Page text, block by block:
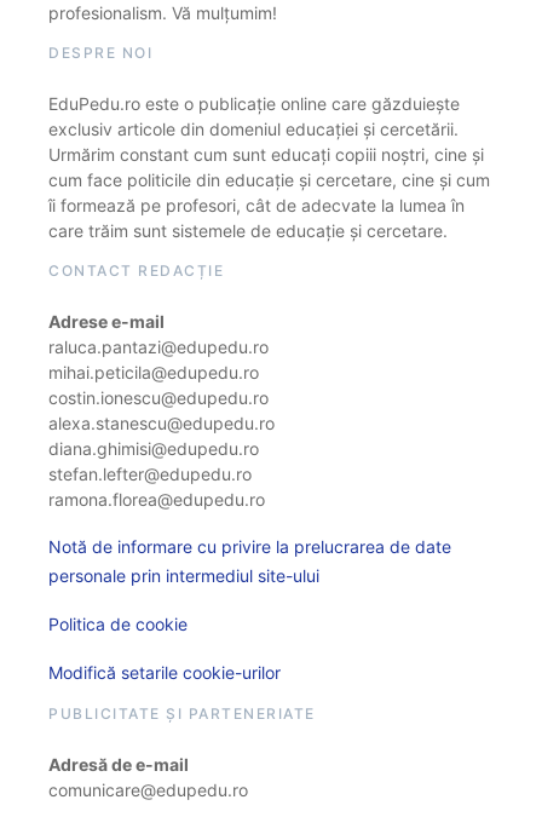
profesionalism. Vă mulțumim!
DESPRE NOI
EduPedu.ro este o publicație online care găzduiește
exclusiv articole din domeniul educației și cercetării.
Urmărim constant cum sunt educați copiii noștri, cine și
cum face politicile din educație și cercetare, cine și cum
îi formează pe profesori, cât de adecvate la lumea în
care trăim sunt sistemele de educație și cercetare.
CONTACT REDACȚIE
Adrese e-mail
raluca.pantazi@edupedu.ro
mihai.peticila@edupedu.ro
costin.ionescu@edupedu.ro
alexa.stanescu@edupedu.ro
diana.ghimisi@edupedu.ro
stefan.lefter@edupedu.ro
ramona.florea@edupedu.ro
Notă de informare cu privire la prelucrarea de date
personale prin intermediul site-ului
Politica de cookie
Modifică setarile cookie-urilor
PUBLICITATE ȘI PARTENERIATE
Adresă de e-mail
comunicare@edupedu.ro